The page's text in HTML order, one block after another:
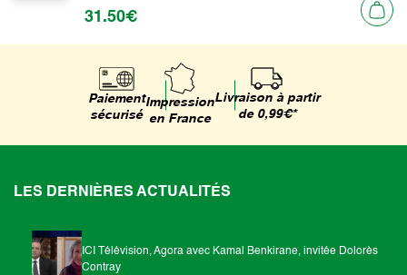
31.50€
Paiement
sécurisé
Impression
en France
Livraison à partir
de 0,99€*
LES DERNIÈRES ACTUALITÉS
ICI Télévision, Agora avec Kamal Benkirane, invitée Dolorès
Contray